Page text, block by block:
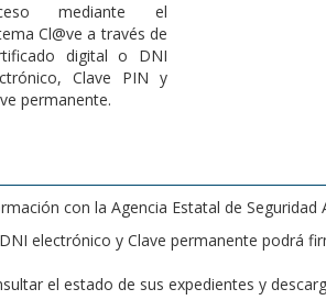
mediante el
Cl@ve a través de
digital o DNI
Clave PIN y
permanente.
con la Agencia Estatal de
electrónico y Clave permanente podrá
el estado de sus expedientes y